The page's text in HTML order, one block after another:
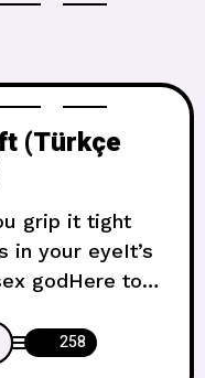
(Türkçe
grip it tight
in your eyeIt’s
godHere to
Öfke, saf ve
258